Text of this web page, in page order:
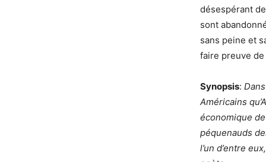
désespérant
sont
sans peine et
faire preuve
Synopsis:
Américains
économique
péquenauds
l’un d’entre